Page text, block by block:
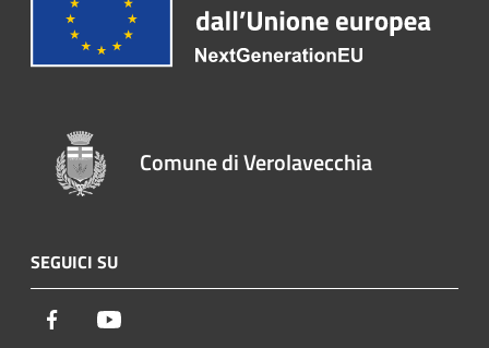
Comune di Verolavecchia
SEGUICI SU
Facebook